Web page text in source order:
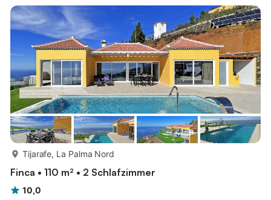
ist eine Doppelschlafcouch vorhanden, sodass auch 2
Erwachsene und 2 Kinder Platz finden. • Ein Mietwagen ist
unbedingt erf...
Tijarafe, La Palma Nord
Finca • 110 m² • 2 Schlafzimmer
10,0